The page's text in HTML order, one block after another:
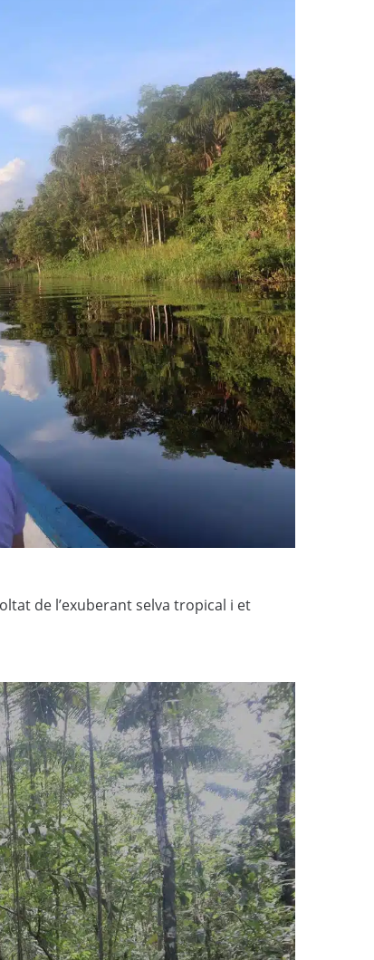
de l’exuberant selva tropical i et